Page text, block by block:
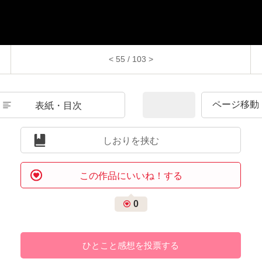
< 55 / 103 >
表紙・目次
しおりを挟む
この作品にいいね！する
0
ひとこと感想を投票する